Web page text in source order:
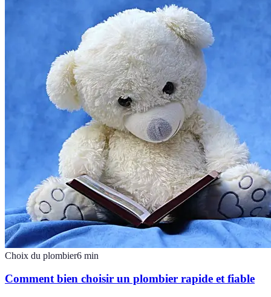
Choix du plombier6 min
Comment bien choisir un plombier rapide et fiable